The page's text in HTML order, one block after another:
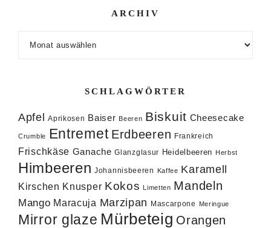
ARCHIV
SCHLAGWÖRTER
Apfel Aprikosen Baiser Beeren Biskuit Cheesecake
Crumble Entremet Erdbeeren Frankreich
Frischkäse Ganache Glanzglasur Heidelbeeren Herbst
Himbeeren Johannisbeeren Kaffee Karamell
Kirschen Knusper Kokos Limetten Mandeln
Mango Maracuja Marzipan Mascarpone Meringue
Mirror glaze Mürbeteig Orangen